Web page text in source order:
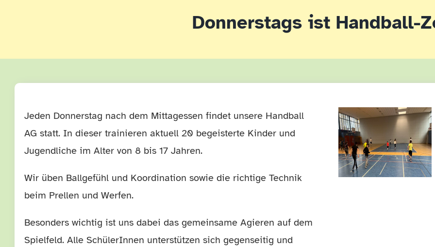
Donnerstags ist Handball-
Jeden Donnerstag nach dem Mittagessen findet unsere Handball
AG statt. In dieser trainieren aktuell 20 begeisterte Kinder und
Jugendliche im Alter von 8 bis 17 Jahren.
Wir üben Ballgefühl und Koordination sowie die richtige Technik
beim Prellen und Werfen.
Besonders wichtig ist uns dabei das gemeinsame Agieren auf dem
Spielfeld. Alle SchülerInnen unterstützen sich gegenseitig und